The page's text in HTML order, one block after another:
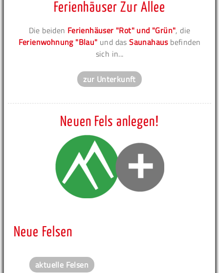
Ferienhäuser Zur Allee
Die beiden Ferienhäuser "Rot" und "Grün", die
Ferienwohnung "Blau" und dasSaunahausbefinden
sich in...
zur Unterkunft
Neuen Fels anlegen!
Neue Felsen
aktuelle Felsen